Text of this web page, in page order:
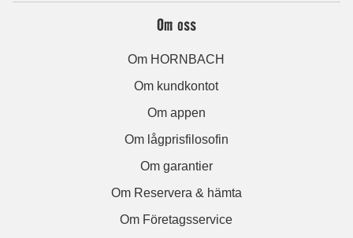
Om oss
Om HORNBACH
Om kundkontot
Om appen
Om lågprisfilosofin
Om garantier
Om Reservera & hämta
Om Företagsservice